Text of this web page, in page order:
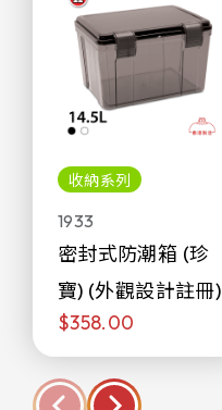
收納系列
1933
密封式防潮箱 (珍
寶) (外觀設計註冊)
$358.00